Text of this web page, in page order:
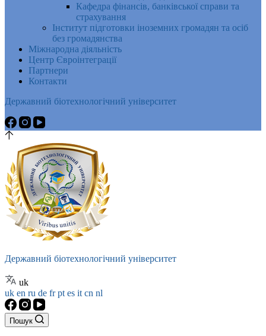
Кафедра фінансів, банківської справи та
страхування
Інститут підготовки іноземних громадян та осіб
без громадянства
Міжнародна діяльність
Центр Євроінтеграції
Партнери
Контакти
Державний біотехнологічний університет
Державний біотехнологічний університет
uk
uk en ru de frpt es it cn nl
Пошук